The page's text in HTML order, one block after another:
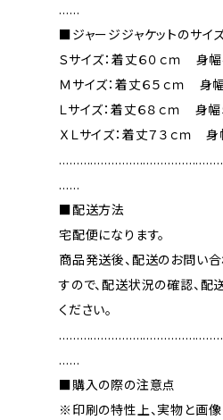
……
■ジャージジャケットのサイ
Ｓサイズ：着丈６０ｃｍ 身
Ｍサイズ：着丈６５ｃｍ 身
Ｌサイズ：着丈６８ｃｍ 身
ＸＬサイズ：着丈７３ｃｍ
……
■配送方法
宅配便になります。
商品発送後、配送のお問い
すので、配送状況の確認、
ください。
……
■購入の際の注意点
※印刷の特性上、実物と画